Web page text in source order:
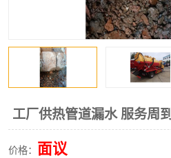
工厂供热管道漏水 服务周到
价格： 面议